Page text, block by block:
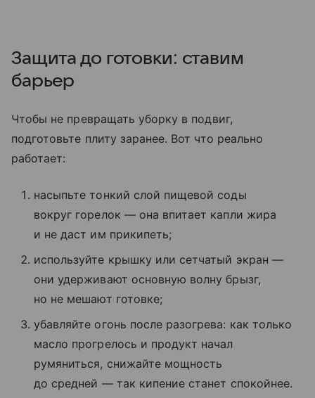
Защита до готовки: ставим
барьер
Чтобы не превращать уборку в подвиг,
подготовьте плиту заранее. Вот что реально
работает:
насыпьте тонкий слой пищевой соды
вокруг горелок — она впитает капли жира
и не даст им прикипеть;
используйте крышку или сетчатый экран —
они удерживают основную волну брызг,
но не мешают готовке;
убавляйте огонь после разогрева: как только
масло прогрелось и продукт начал
румяниться, снижайте мощность
до средней — так кипение станет спокойнее.